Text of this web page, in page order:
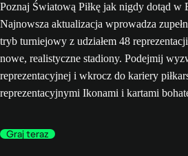
Poznaj Światową Piłkę jak nigdy dotąd
Najnowsza aktualizacja wprowadza
tryb turniejowy z udziałem 48
nowe, realistyczne stadiony. Podejmij
reprezentacyjnej i wkrocz do kariery
reprezentacyjnymi Ikonami i kartami
Graj teraz